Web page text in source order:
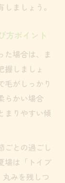
ましょう。
方ポイント
た場合は、ま
握しましょ
毛がしっかり
らかい場合
まりやすい傾
ごとの過ごし
場は「トイプ
みを残しつ